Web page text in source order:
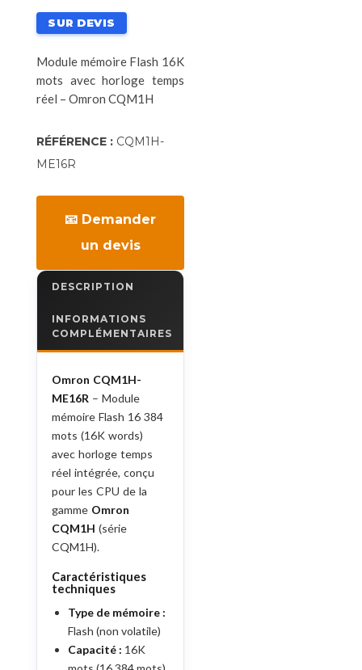
SUR DEVIS
Module mémoire Flash 16K
mots avec horloge temps
réel – Omron CQM1H
RÉFÉRENCE : CQM1H-
ME16R
📧 Demander
un devis
DESCRIPTION
INFORMATIONS
COMPLÉMENTAIRES
Omron CQM1H-
ME16R – Module
mémoire Flash 16 384
mots (16K words)
avec horloge temps
réel intégrée, conçu
pour les CPU de la
gamme Omron
CQM1H (série
CQM1H).
Caractéristiques
techniques
Type de mémoire :
Flash (non volatile)
Capacité : 16K